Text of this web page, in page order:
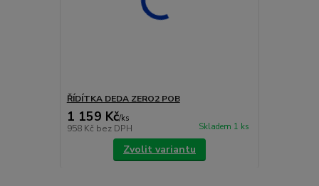
ŘÍDÍTKA DEDA ZERO2 POB
1 159 Kč/ks
958 Kč bez DPH Skladem 1 ks
Zvolit variantu